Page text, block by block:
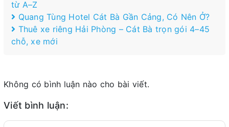
từ A–Z
Quang Tùng Hotel Cát Bà Gần Cảng, Có Nên Ở?
Thuê xe riêng Hải Phòng – Cát Bà trọn gói 4–45
chỗ, xe mới
Không có bình luận nào cho bài viết.
Viết bình luận: